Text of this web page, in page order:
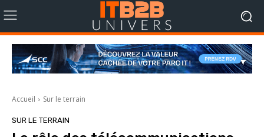
Accueil Sur le terrain
SUR LE TERRAIN